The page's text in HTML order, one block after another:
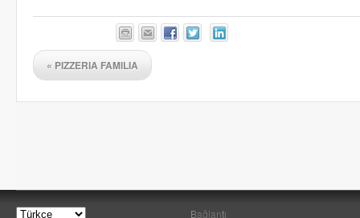
« PIZZERIA FAMILIA
Bağlantı